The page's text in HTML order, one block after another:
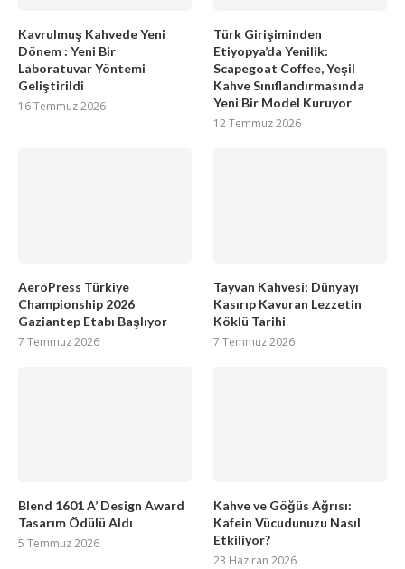
Kavrulmuş Kahvede Yeni
Dönem : Yeni Bir
Laboratuvar Yöntemi
Geliştirildi
16 Temmuz 2026
Türk Girişiminden
Etiyopya’da Yenilik:
Scapegoat Coffee, Yeşil
Kahve Sınıflandırmasında
Yeni Bir Model Kuruyor
12 Temmuz 2026
AeroPress Türkiye
Championship 2026
Gaziantep Etabı Başlıyor
7 Temmuz 2026
Tayvan Kahvesi: Dünyayı
Kasırıp Kavuran Lezzetin
Köklü Tarihi
7 Temmuz 2026
Blend 1601 A’ Design Award
Tasarım Ödülü Aldı
5 Temmuz 2026
Kahve ve Göğüs Ağrısı:
Kafein Vücudunuzu Nasıl
Etkiliyor?
23 Haziran 2026